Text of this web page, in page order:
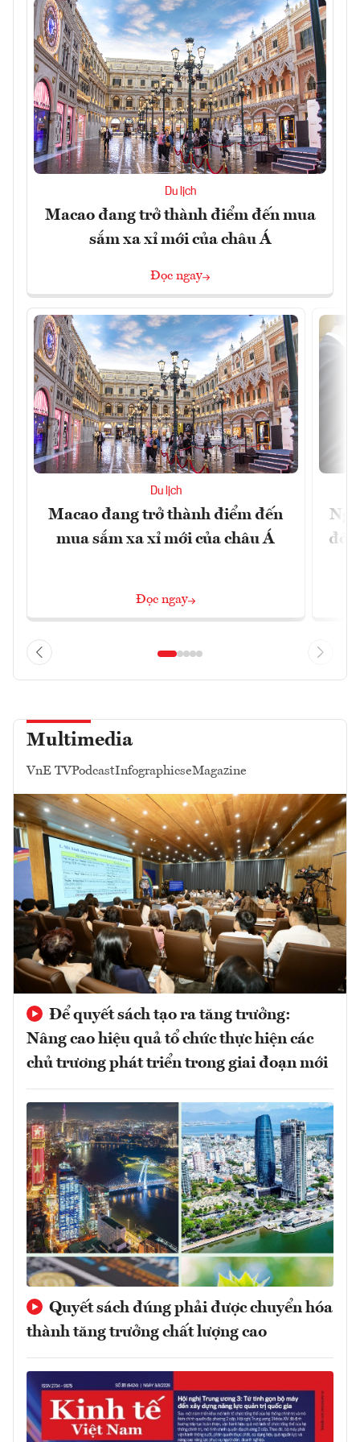
Du lịch
Macao đang trở thành điểm đến mua
sắm xa xỉ mới của châu Á
Đọc ngay
Du lịch
Macao đang trở thành điểm đến
mua sắm xa xỉ mới của châu Á
Đọc ngay
đổi
Multimedia
VnE TVPodcastInfographicseMagazine
Để quyết sách tạo ra tăng trưởng:
Nâng cao hiệu quả tổ chức thực hiện các
chủ trương phát triển trong giai đoạn mới
Quyết sách đúng phải được chuyển hóa
thành tăng trưởng chất lượng cao